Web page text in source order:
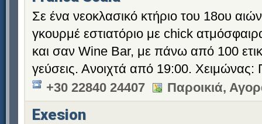
Σε ένα νεοκλασικό κτήριο του 18ου
γκουρμέ εστιατόριο με chick
και σαν Wine Bar, με πάνω από 100
γεύσεις. Ανοιχτά από 19:00.
+30 22840 24407
Παροικιά,
Exesion